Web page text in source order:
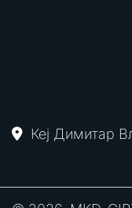
Кеј Димитар